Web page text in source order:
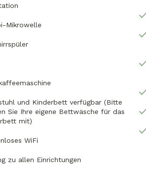
Mikrowelle
und Kinderbett verfügbar (Bitte
Sie Ihre eigene Bettwäsche für das
mit)
WiFi
zu allen Einrichtungen